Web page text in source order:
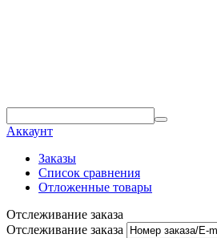
Аккаунт
Заказы
Список сравнения
Отложенные товары
Отслеживание заказа
Отслеживание заказа